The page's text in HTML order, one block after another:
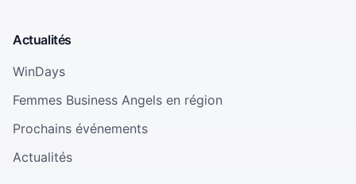
Actualités
WinDays
Femmes Business Angels en région
Prochains événements
Actualités